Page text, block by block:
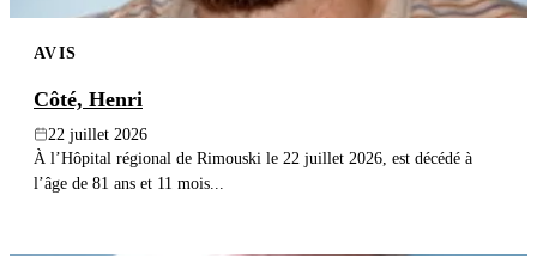
AVIS
Côté, Henri
22 juillet 2026
À l’Hôpital régional de Rimouski le 22 juillet 2026, est décédé à
l’âge de 81 ans et 11 mois...